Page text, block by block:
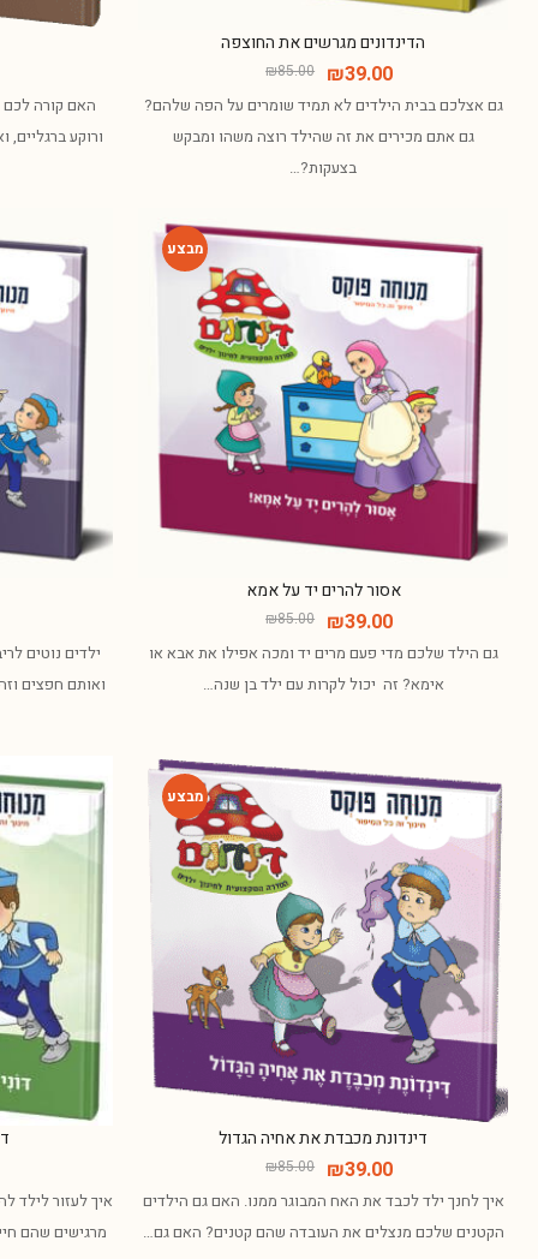
הדינדונים מגרשים את החוצפה
₪85.00 ₪39.00
גם אצלכם בבית הילדים לא תמיד שומרים על הפה שלהם?
גם אתם מכירים את זה שהילד רוצה משהו ומבקש
בצעקות?…
האם קורה לכם
ורוקע ברגליים,
-54%
אסור להרים יד על אמא
₪85.00 ₪39.00
גם הילד שלכם מדי פעם מרים יד ומכה אפילו את אבא או
אימא? זה יכול לקרות עם ילד בן שנה…
ילדים נוטים
ואותם חפצים
-54%
דינדונת מכבדת את אחיה הגדול
₪85.00 ₪39.00
איך לחנך ילד לכבד את האח המבוגר ממנו. האם גם הילדים
הקטנים שלכם מנצלים את העובדה שהם קטנים? האם גם…
איך לעזור לילד
מרגישים שהם